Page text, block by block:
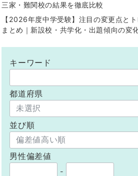
三家・難関校の結果を徹底比較
【2026年度中学受験】注目の変更点と
まとめ｜新設校・共学化・出題傾向の変
キーワード
都道府県
並び順
男性偏差値
-